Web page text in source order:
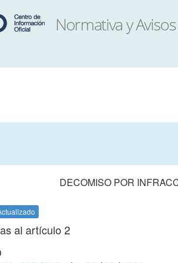
DECOMISO POR
al artículo 2